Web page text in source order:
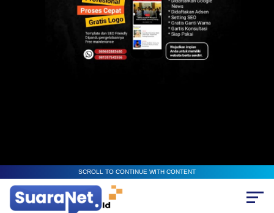
SCROLL TO CONTINUE WITH CONTENT